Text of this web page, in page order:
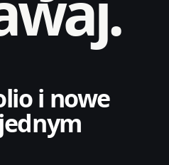
i nowe